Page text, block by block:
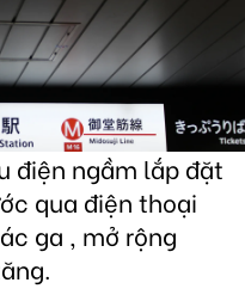
điện ngầm lắp đặt
qua điện thoại
ga , mở rộng